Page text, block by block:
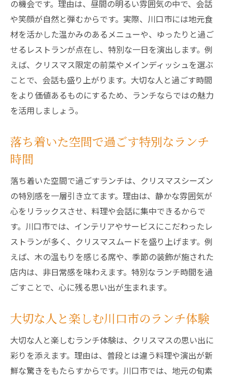
の機会です。理由は、昼間の明るい雰囲気の中で、会話
や笑顔が自然と弾むからです。実際、川口市には地元食
材を活かした温かみのあるメニューや、ゆったりと過ご
せるレストランが点在し、特別な一日を演出します。例
えば、クリスマス限定の前菜やメインディッシュを選ぶ
ことで、会話も盛り上がります。大切な人と過ごす時間
をより価値あるものにするため、ランチならではの魅力
を活用しましょう。
落ち着いた空間で過ごす特別なランチ
時間
落ち着いた空間で過ごすランチは、クリスマスシーズン
の特別感を一層引き立てます。理由は、静かな雰囲気が
心をリラックスさせ、料理や会話に集中できるからで
す。川口市では、インテリアやサービスにこだわったレ
ストランが多く、クリスマスムードを盛り上げます。例
えば、木の温もりを感じる席や、季節の装飾が施された
店内は、非日常感を味わえます。特別なランチ時間を過
ごすことで、心に残る思い出が生まれます。
大切な人と楽しむ川口市のランチ体験
大切な人と楽しむランチ体験は、クリスマスの思い出に
彩りを添えます。理由は、普段とは違う料理や演出が新
鮮な驚きをもたらすからです。川口市では、地元の旬素